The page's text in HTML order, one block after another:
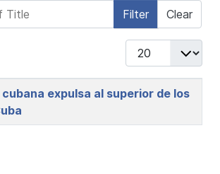
Filter Clear
Display #
expulsa al superior de los